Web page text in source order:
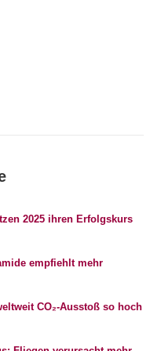
2025 ihren Erfolgskurs
empfiehlt mehr
CO₂-Ausstoß so hoch